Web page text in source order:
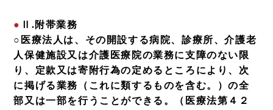
Ⅱ.附帯業務
○医療法人は、その開設する病院、診療所、介護老
人保健施設又は介護医療院の業務に支障のない限
り、定款又は寄附行為の定めるところにより、次
に掲げる業務（これに類するものを含む。）の全
部又は一部を行うことができる。（医療法第４２